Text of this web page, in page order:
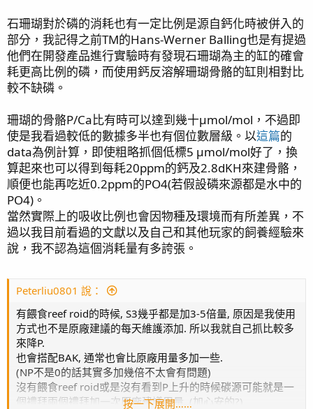
石珊瑚對於磷的消耗也有一定比例是源自鈣化時被併入的
部分，我記得之前TM的Hans-Werner Balling也是有提過
他們在開發產品進行實驗時有發現石珊瑚為主的缸的確會
耗更高比例的磷，而使用鈣反溶解珊瑚骨骼的缸則相對比
較不缺磷。
珊瑚的骨骼P/Ca比有時可以達到幾十µmol/mol，不過即
使是我看過較低的數據多半也有個位數層級。以這篇的
data為例計算，即使粗略抓個低標5 µmol/mol好了，換
算起來也可以得到每耗20ppm的鈣及2.8dKH來建骨骼，
順便也能再吃近0.2ppm的PO4(若假設磷來源都是水中的
PO4)。
當然實際上的吸收比例也會因物種及環境而有所差異，不
過以我目前看過的文獻以及自己和其他玩家的飼養經驗來
說，我不認為這個消耗量有多誇張。
Peterliu0801 說：
有餵食reef roid的時候, S3幾乎都是加3-5倍量, 原因是我使用
方式也不是原廠建議的每天維護添加. 所以我就自己抓比較多
來降P.
也會搭配BAK, 通常也會比原廠用量多加一些.
(NP不是0的話其實多加幾倍不太會有問題)
沒有餵食reef roid或是沒有看到P上升的時候碳源可能就是一
個禮拜兩個禮拜加一次原廠建議用量. (加心安的?)
按一下展開……